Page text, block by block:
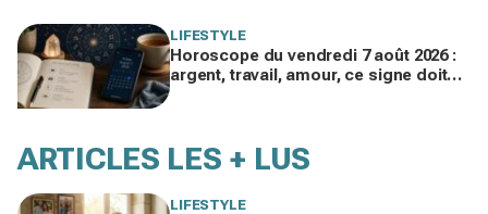
LIFESTYLE
Horoscope du vendredi 7 août 2026 :
argent, travail, amour, ce signe doit
ARTICLES LES + LUS
LIFESTYLE